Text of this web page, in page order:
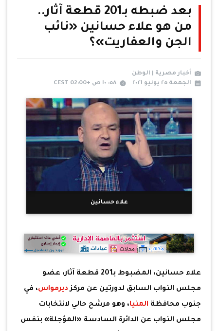
بعد ضبطه بـ201 قطعة آثار..
من هو علاء حسانين «نائب
الجن والعفاريت»؟
أخبار مصرية | الوطن
الجمعة ٢٥ يونيو ٢٠٢١
٥٨: ١٠ ص +02:00 CEST
علاء حسانين
علاء حسانين، المضبوط بـ201 قطعة آثار، عضو
مجلس النواب السابق لدورتين عن مركزديرمواس، في
جنوب محافظة المنيا، وهو مرشح حالي لانتخابات
مجلس النواب عن الدائرة السادسة «المؤجلة» بنفس